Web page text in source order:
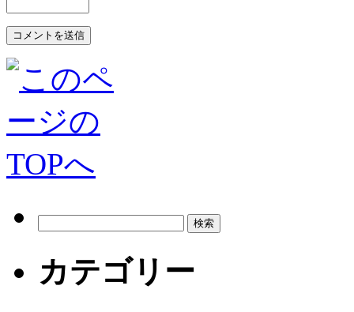
カテゴリー